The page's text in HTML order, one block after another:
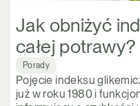
Jak obniżyć
całej potrawy?
Porady
Pojęcie indeksu
już w roku 1980 i